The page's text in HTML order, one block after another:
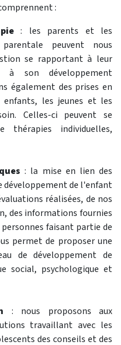
:
: les parents et les
peuvent nous
se rapportant à leur
son développement
également des prises en
enfants, les jeunes et les
Celles-ci peuvent se
individuelles,
: la mise en lien des
de l'enfant
réalisées, de nos
des informations fournies
faisant partie de
permet de proposer une
de développement de
social, psychologique et
: nous proposons aux
travaillant avec les
des conseils et des